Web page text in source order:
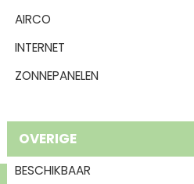
AIRCO
INTERNET
ZONNEPANELEN
OVERIGE
BESCHIKBAAR